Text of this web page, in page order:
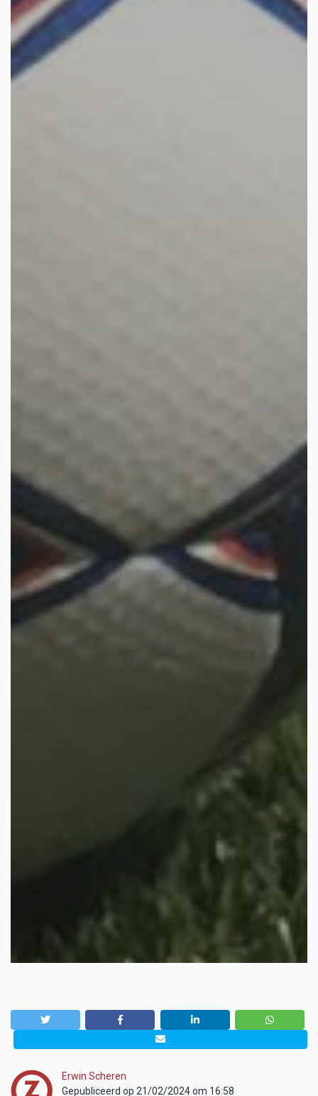
Erwin Scheren
Gepubliceerd op 21/02/2024 om 16:58